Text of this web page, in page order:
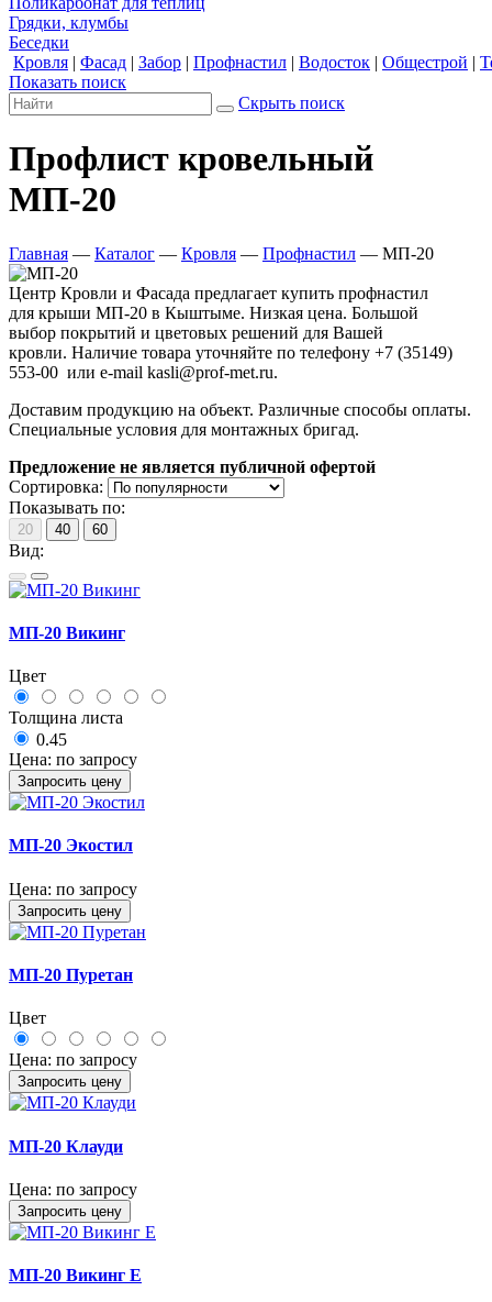
Грядки, клумбы
Беседки
Кровля | Фасад | Забор | Профнастил | Водосток | Общестрой |
Показать поиск
Скрыть поиск
Профлист кровельный
МП-20
Главная — Каталог — Кровля — Профнастил — МП-20
Центр Кровли и Фасада предлагает купить профнастил
для крыши МП-20 в Кыштыме. Низкая цена. Большой
выбор покрытий и цветовых решений для Вашей
кровли. Наличие товара уточняйте по телефону +7 (35149)
553-00 или e-mail kasli@prof-met.ru.
Доставим продукцию на объект. Различные способы оплаты.
Специальные условия для монтажных бригад.
Предложение не является публичной офертой
Сортировка:
Показывать по:
20 40 60
Вид:
МП-20 Викинг
Цвет
Толщина листа
0.45
Цена: по запросу
Запросить цену
MП-20 Экостил
Цена: по запросу
Запросить цену
МП-20 Пуретан
Цвет
Цена: по запросу
Запросить цену
МП-20 Клауди
Цена: по запросу
Запросить цену
МП-20 Викинг Е